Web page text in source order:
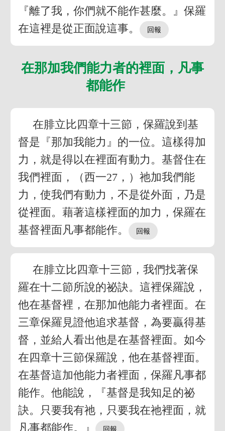
『離了我，你們就不能作甚麼。』保羅
在這裡是從正面說這事。
在那加我們能力者的裡面，凡事
都能作
在腓立比四章十三節，保羅說到基
督是『那加我能力』的一位。這樣得加
力，就是得以在裡面有動力。基督住在
我們裡面，（西一27，）祂加我們能
力，使我們有動力，不是從外面，乃是
從裡面。藉著這樣裡面的加力，保羅在
基督裡面凡事都能作。
在腓立比四章十三節，我們找著保
羅在十二節所說的祕訣。這裡保羅說，
他在基督裡，在那加他能力者裡面。在
三章保羅見證他追求基督，為要贏得基
督，並給人看出他是在基督裡面。如今
在四章十三節保羅說，他在基督裡面。
在基督這加他能力者裡面，保羅凡事都
能作。他能說，『基督是我知足的祕
訣。只要我有祂，只要我在祂裡面，就
凡事都能作。』